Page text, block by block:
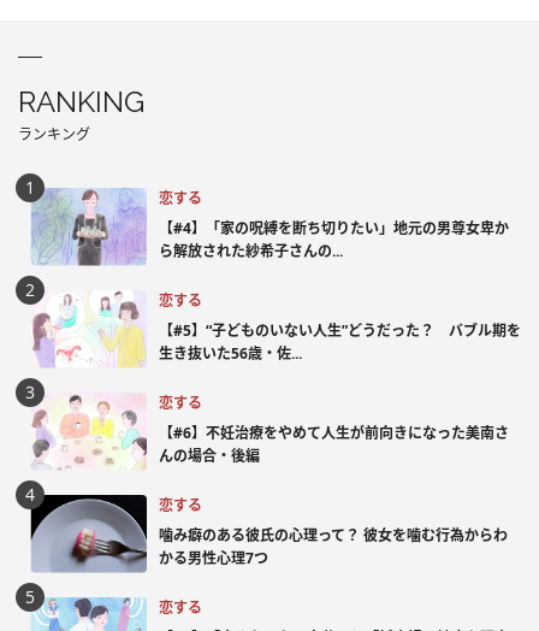
RANKING
ランキング
恋する
【#4】「家の呪縛を断ち切りたい」地元の男尊女卑か
ら解放された紗希子さんの...
恋する
【#5】“子どものいない人生”どうだった？ バブル期を
生き抜いた56歳・佐...
恋する
【#6】不妊治療をやめて人生が前向きになった美南さ
んの場合・後編
恋する
噛み癖のある彼氏の心理って？ 彼女を噛む行為からわ
かる男性心理7つ
恋する